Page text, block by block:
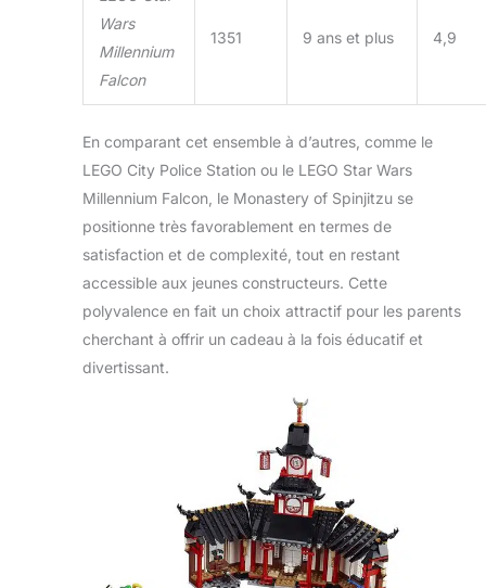
Wars
Millennium
Falcon
1351 9 ans et plus 4,9
En comparant cet ensemble à d’autres, comme le
LEGO City Police Station ou le LEGO Star Wars
Millennium Falcon, le Monastery of Spinjitzu se
positionne très favorablement en termes de
satisfaction et de complexité, tout en restant
accessible aux jeunes constructeurs. Cette
polyvalence en fait un choix attractif pour les parents
cherchant à offrir un cadeau à la fois éducatif et
divertissant.